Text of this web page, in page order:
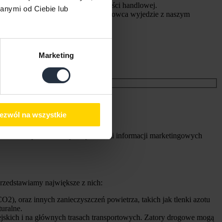
od Ciebie lub
Marketing
na wszystkie
i zwiększyć zasięg działalności handlowej.
terminarza czy rozkładu. Kierowca wyjedzie z naszym
do kilku miejsc.
łańcuch dostaw.
Sp. J. w celu przesyłania mi informacji marketingowych
największe z nich:
oraz innych zanieczyszczeń powietrza, takich jak tlenki azotu
i na głównych trasach transportowych. Zatory drogowe mogą